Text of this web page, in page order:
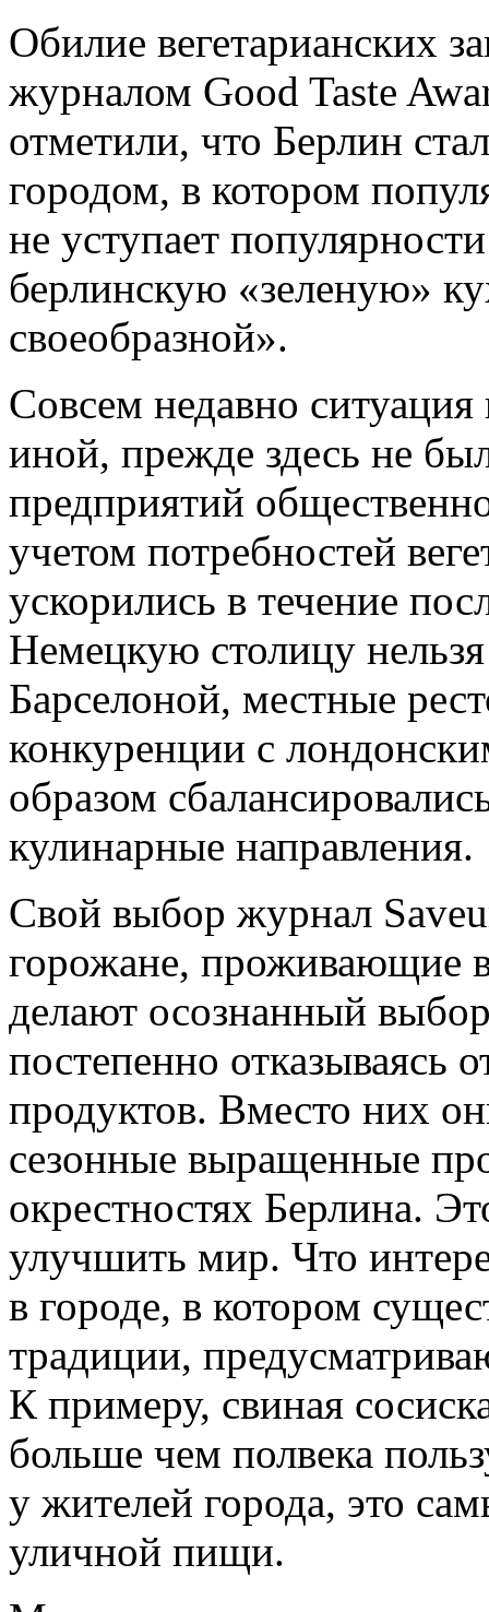
Обилие вегетарианских
журналом Good Taste
отметили, что Берлин
городом, в котором
не уступает
берлинскую «зеленую»
своеобразной».
Совсем недавно
иной, прежде здесь не
предприятий
учетом потребностей
ускорились в течение
Немецкую столицу
Барселоной, местные
конкуренции с
образом
кулинарные направления.
Свой выбор журнал
горожане, проживающие
делают осознанный
постепенно отказываясь
продуктов. Вместо них
сезонные выращенные
окрестностях Берлина.
улучшить мир. Что
в городе, в котором
традиции,
К примеру, свиная
больше чем полвека
у жителей города, это
уличной пищи.